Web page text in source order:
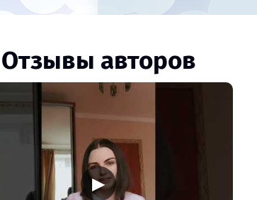
Отзывы авторов
▶